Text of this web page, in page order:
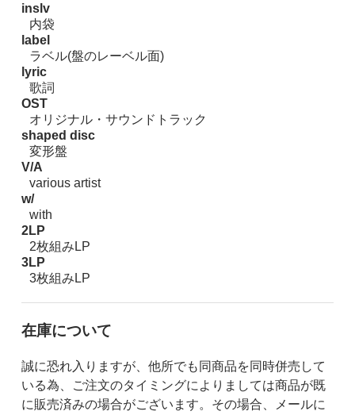
inslv
内袋
label
ラベル(盤のレーベル面)
lyric
歌詞
OST
オリジナル・サウンドトラック
shaped disc
変形盤
V/A
various artist
w/
with
2LP
2枚組みLP
3LP
3枚組みLP
在庫について
誠に恐れ入りますが、他所でも同商品を同時併売して
いる為、ご注文のタイミングによりましては商品が既
に販売済みの場合がございます。その場合、メールに